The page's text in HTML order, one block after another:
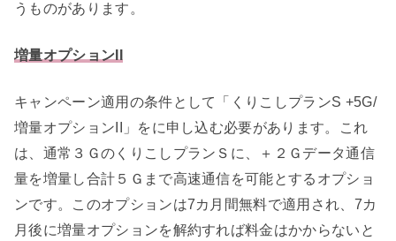
うものがあります。
増量オプションII
キャンペーン適用の条件として「くりこしプランS +5G/
増量オプションII」をに申し込む必要があります。これ
は、通常３ＧのくりこしプランＳに、＋２Ｇデータ通信
量を増量し合計５Ｇまで高速通信を可能とするオプショ
ンです。このオプションは7カ月間無料で適用され、7カ
月後に増量オプションを解約すれば料金はかからないと